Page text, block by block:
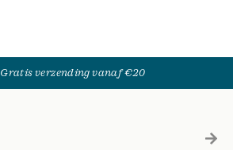
Gratis verzending vanaf €20